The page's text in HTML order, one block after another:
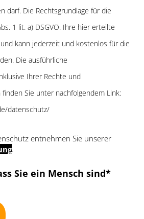
darf. Die Rechtsgrundlage für die
1 lit. a) DSGVO. Ihre hier erteilte
kann jederzeit und kostenlos für die
Die ausführliche
Ihrer Rechte und
Sie unter nachfolgendem Link:
datenschutz/
entnehmen Sie unserer
.
Sie ein Mensch sind*